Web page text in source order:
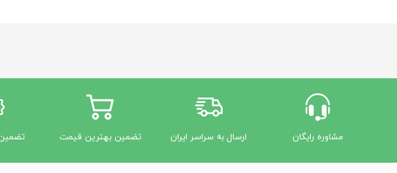
مشاوره رایگان ارسال به سراسر ایران تضمین بهترین قیمت